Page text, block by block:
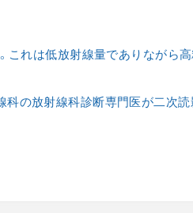
これは低放射線量でありながら
科の放射線科診断専門医が二次読